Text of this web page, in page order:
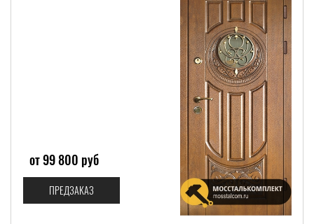
от 99 800 руб
ПРЕДЗАКАЗ